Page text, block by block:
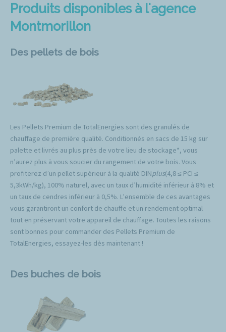
Produits disponibles à l'agence
Montmorillon
Des pellets de bois
Les Pellets Premium de TotalEnergies sont des granulés de
chauffage de première qualité. Conditionnés en sacs de 15 kg sur
palette et livrés au plus près de votre lieu de stockage*, vous
n’aurez plus à vous soucier du rangement de votre bois. Vous
profiterez d’un pellet supérieur à la qualité DINplus(4,8 ≤ PCI ≤
5,3kWh/kg), 100% naturel, avec un taux d’humidité inférieur à 8% et
un taux de cendres inférieur à 0,5%. L’ensemble de ces avantages
vous garantiront un confort de chauffe et un rendement optimal
tout en préservant votre appareil de chauffage. Toutes les raisons
sont bonnes pour commander des Pellets Premium de
TotalEnergies, essayez-les dès maintenant !
Des buches de bois